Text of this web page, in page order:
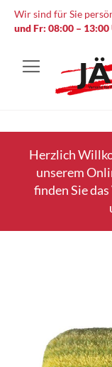
Wir sind für Sie
und Fr: 08:00 – 13:00
Herzlich
unserem
finden Sie